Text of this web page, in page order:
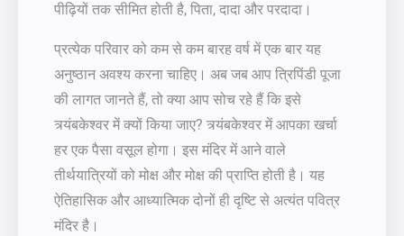
पीढ़ियों तक सीमित होती है, पिता, दादा और परदादा।
प्रत्येक परिवार को कम से कम बारह वर्ष में एक बार यह
अनुष्ठान अवश्य करना चाहिए। अब जब आप त्रिपिंडी पूजा
की लागत जानते हैं, तो क्या आप सोच रहे हैं कि इसे
त्र्यंबकेश्वर में क्यों किया जाए? त्र्यंबकेश्वर में आपका खर्चा
हर एक पैसा वसूल होगा। इस मंदिर में आने वाले
तीर्थयात्रियों को मोक्ष और मोक्ष की प्राप्ति होती है। यह
ऐतिहासिक और आध्यात्मिक दोनों ही दृष्टि से अत्यंत पवित्र
मंदिर है।